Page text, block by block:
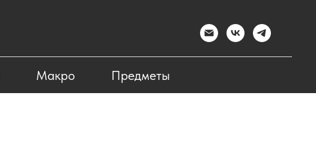
Макро Предметы